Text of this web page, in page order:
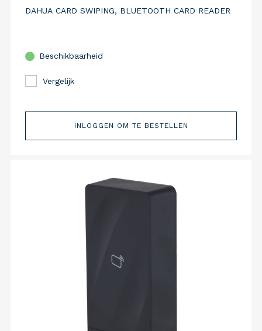
DAHUA CARD SWIPING, BLUETOOTH CARD READER
Beschikbaarheid
Vergelijk
INLOGGEN OM TE BESTELLEN